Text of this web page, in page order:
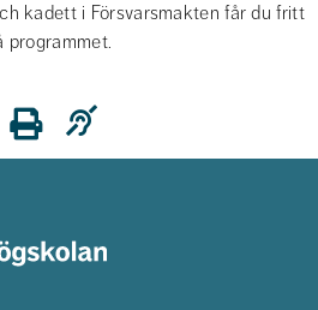
kadett i Försvarsmakten får du fritt
programmet.